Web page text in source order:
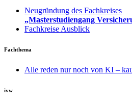
Neugründung des Fachkreises
„Masterstudiengang
Fachkreise Ausblick
Fachthema
Alle reden nur noch von KI –
ivw